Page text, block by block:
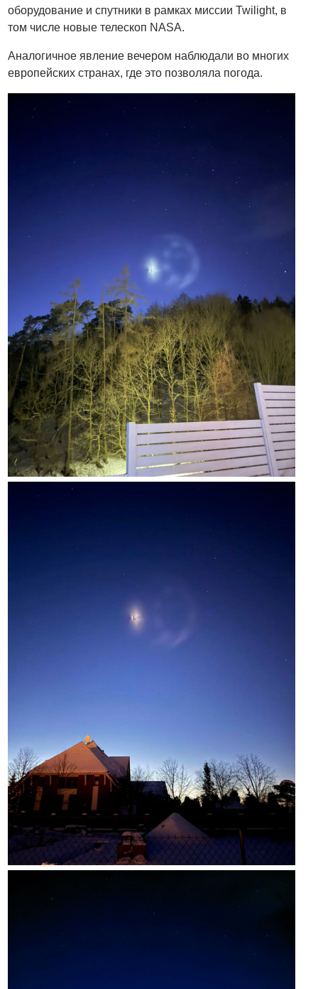
оборудование и спутники в рамках миссии Twilight, в
том числе новые телескоп NASA.
Аналогичное явление вечером наблюдали во многих
европейских странах, где это позволяла погода.